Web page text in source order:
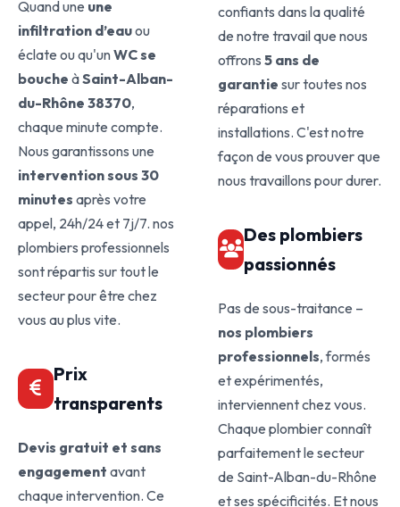
Quand une une
infiltration d’eauou
éclate ou qu'unWC se
bouche àSaint-Alban-
du-Rhône 38370,
chaque minute compte.
Nous garantissons une
intervention sous 30
minutes après votre
appel, 24h/24 et 7j/7. nos
plombiers professionnels
sont répartis sur tout le
secteur pour être chez
vous au plus vite.
Prix
transparents
Devis gratuit et sans
engagement avant
chaque intervention. Ce
confiants dans la qualité
de notre travail que nous
offrons 5 ans de
garantie sur toutes nos
réparations et
installations. C'est notre
façon de vous prouver que
nous travaillons pour durer.
Des plombiers
passionnés
Pas de sous-traitance –
nos plombiers
professionnels, formés
et expérimentés,
interviennent chez vous.
Chaque plombier connaît
parfaitement le secteur
de Saint-Alban-du-Rhône
et ses spécificités. Et nous